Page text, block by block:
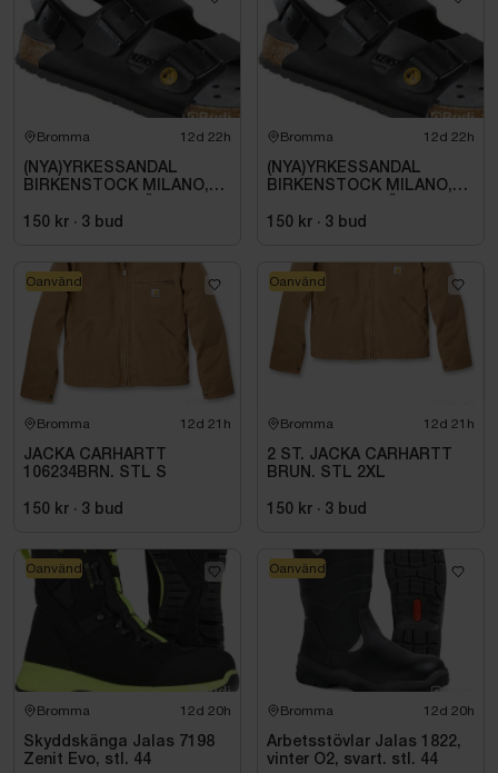
Bromma 12d 22h
(NYA)YRKESSANDAL
BIRKENSTOCK MILANO,
SVART. STL 42
150 kr · 3 bud
Bromma 12d 22h
(NYA)YRKESSANDAL
BIRKENSTOCK MILANO,
SVART. STL 42
150 kr · 3 bud
Bromma 12d 21h
JACKA CARHARTT
106234BRN. STL S
150 kr · 3 bud
Oanvänd
Bromma 12d 21h
2 ST. JACKA CARHARTT
BRUN. STL 2XL
150 kr · 3 bud
Oanvänd
Bromma 12d 20h
Skyddskänga Jalas 7198
Zenit Evo, stl. 44
Oanvänd
Bromma 12d 20h
Arbetsstövlar Jalas 1822,
vinter O2, svart. stl. 44
Oanvänd